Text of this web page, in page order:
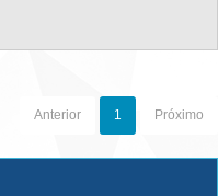
Anterior 1 Próximo